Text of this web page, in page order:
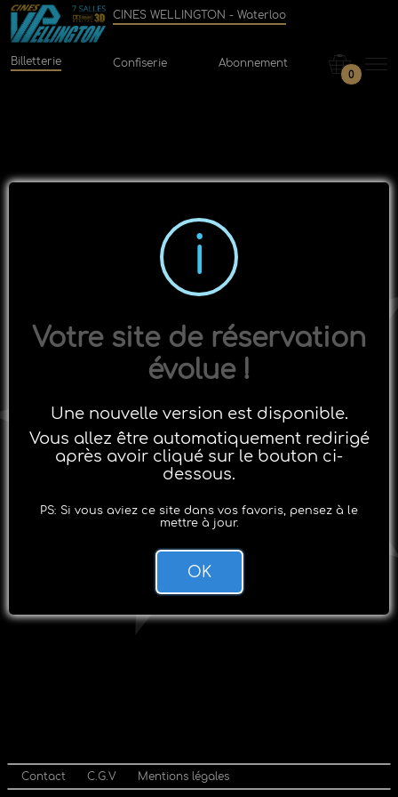
CINES WELLINGTON - Waterloo
Billetterie Confiserie Abonnement
0
Contact C.G.V Mentions légales
Votre site de réservation
évolue !
Une nouvelle version est disponible.
Vous allez être automatiquement redirigé
après avoir cliqué sur le bouton ci-
dessous.
PS: Si vous aviez ce site dans vos favoris, pensez à le
mettre à jour.
OK